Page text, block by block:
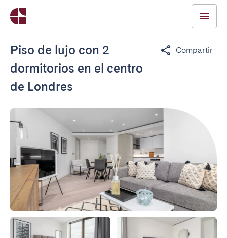
Piso de lujo con 2
dormitorios en el centro
de Londres
Compartir